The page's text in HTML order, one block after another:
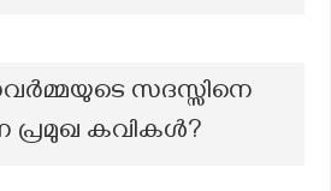
സദസ്സിനെ
പ്രമുഖ കവികൾ?